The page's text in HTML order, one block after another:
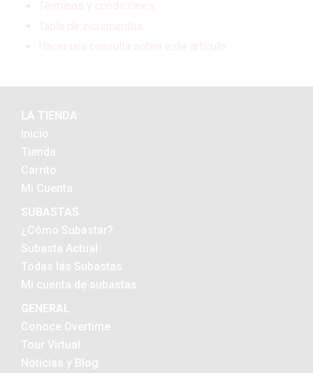
LA TIENDA
Inicio
Tienda
Carrito
Mi Cuenta
SUBASTAS
¿Cómo Subastar?
Subasta Actual
Todas las Subastas
Mi cuenta de subastas
GENERAL
Conoce Overtime
Tour Virtual
Noticias y Blog